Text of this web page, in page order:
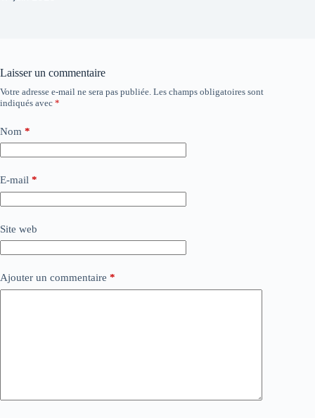
Laisser un commentaire
Votre adresse e-mail ne sera pas publiée. Les champs obligatoires sont
indiqués avec *
Nom *
E-mail *
Site web
Ajouter un commentaire *